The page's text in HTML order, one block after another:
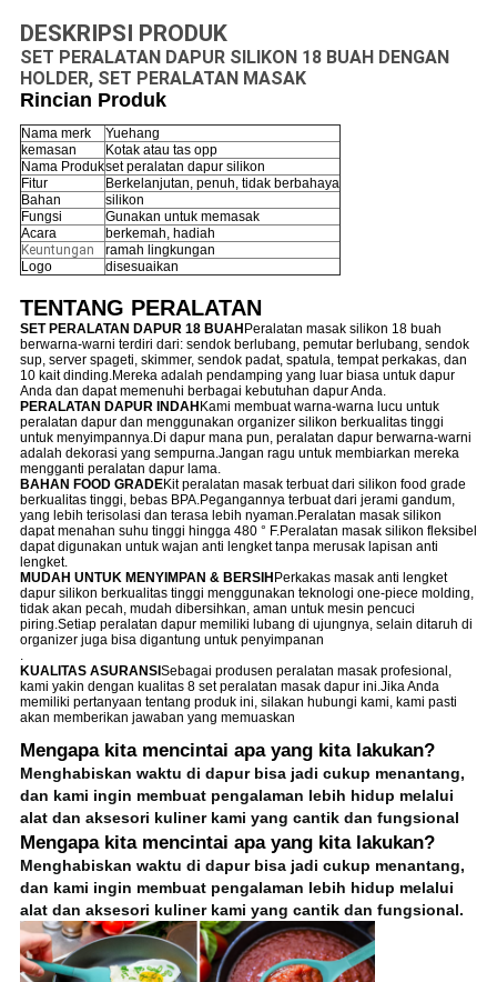
DESKRIPSI PRODUK
SET PERALATAN DAPUR SILIKON 18 BUAH DENGAN
HOLDER, SET PERALATAN MASAK
Rincian Produk
Nama merk
Yuehang
kemasan
Kotak atau tas opp
Nama Produkset peralatan dapur silikon
Fitur
Berkelanjutan, penuh, tidak berbahaya
Bahan
silikon
Fungsi
Gunakan untuk memasak
Acara
berkemah, hadiah
Keuntungan
ramah lingkungan
Logo
disesuaikan
TENTANG PERALATAN
SET PERALATAN DAPUR 18 BUAH Peralatan masak silikon 18 buah
berwarna-warni terdiri dari: sendok berlubang, pemutar berlubang, sendok
sup, server spageti, skimmer, sendok padat, spatula, tempat perkakas, dan
10 kait dinding.Mereka adalah pendamping yang luar biasa untuk dapur
Anda dan dapat memenuhi berbagai kebutuhan dapur Anda.
PERALATAN DAPUR INDAH Kami membuat warna-warna lucu untuk
peralatan dapur dan menggunakan organizer silikon berkualitas tinggi
untuk menyimpannya.Di dapur mana pun, peralatan dapur berwarna-warni
adalah dekorasi yang sempurna.Jangan ragu untuk membiarkan mereka
mengganti peralatan dapur lama.
BAHAN FOOD GRADEKit peralatan masak terbuat dari silikon food grade
berkualitas tinggi, bebas BPA.Pegangannya terbuat dari jerami gandum,
yang lebih terisolasi dan terasa lebih nyaman.Peralatan masak silikon
dapat menahan suhu tinggi hingga 480 ° F.Peralatan masak silikon fleksibel
dapat digunakan untuk wajan anti lengket tanpa merusak lapisan anti
lengket.
MUDAH UNTUK MENYIMPAN & BERSIH Perkakas masak anti lengket
dapur silikon berkualitas tinggi menggunakan teknologi one-piece molding,
tidak akan pecah, mudah dibersihkan, aman untuk mesin pencuci
piring.Setiap peralatan dapur memiliki lubang di ujungnya, selain ditaruh di
organizer juga bisa digantung untuk penyimpanan
.
KUALITAS ASURANSI Sebagai produsen peralatan masak profesional,
kami yakin dengan kualitas 8 set peralatan masak dapur ini.Jika Anda
memiliki pertanyaan tentang produk ini, silakan hubungi kami, kami pasti
akan memberikan jawaban yang memuaskan
Mengapa kita mencintai apa yang kita lakukan?
Menghabiskan waktu di dapur bisa jadi cukup menantang,
dan kami ingin membuat pengalaman lebih hidup melalui
alat dan aksesori kuliner kami yang cantik dan fungsional
Mengapa kita mencintai apa yang kita lakukan?
Menghabiskan waktu di dapur bisa jadi cukup menantang,
dan kami ingin membuat pengalaman lebih hidup melalui
alat dan aksesori kuliner kami yang cantik dan fungsional.